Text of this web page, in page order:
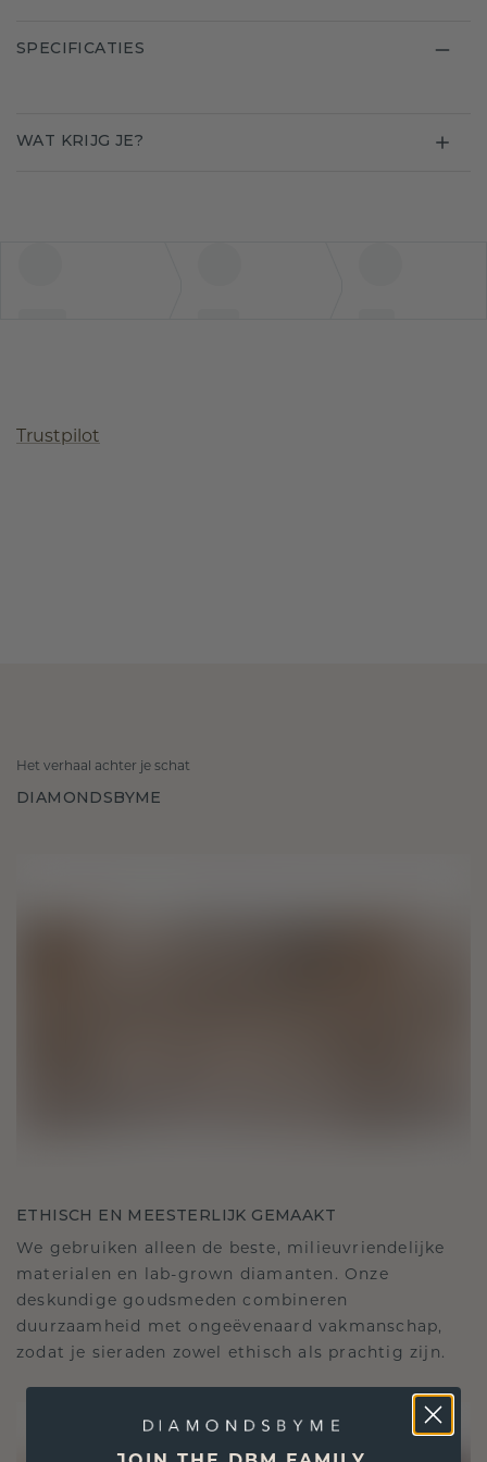
SPECIFICATIES
WAT KRIJG JE?
Trustpilot
Het verhaal achter je schat
DIAMONDSBYME
ETHISCH EN MEESTERLIJK GEMAAKT
We gebruiken alleen de beste, milieuvriendelijke
materialen en lab-grown diamanten. Onze
deskundige goudsmeden combineren
duurzaamheid met ongeëvenaard vakmanschap,
zodat je sieraden zowel ethisch als prachtig zijn.